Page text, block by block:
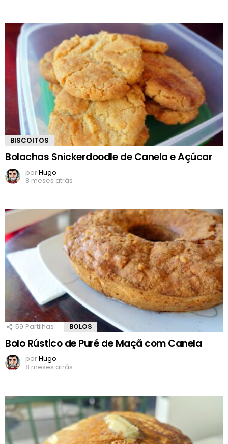
BISCOITOS
Bolachas Snickerdoodle de Canela e Açúcar
porHugo
8 meses atrás
59 Partilhas BOLOS
Bolo Rústico de Puré de Maçã com Canela
porHugo
8 meses atrás